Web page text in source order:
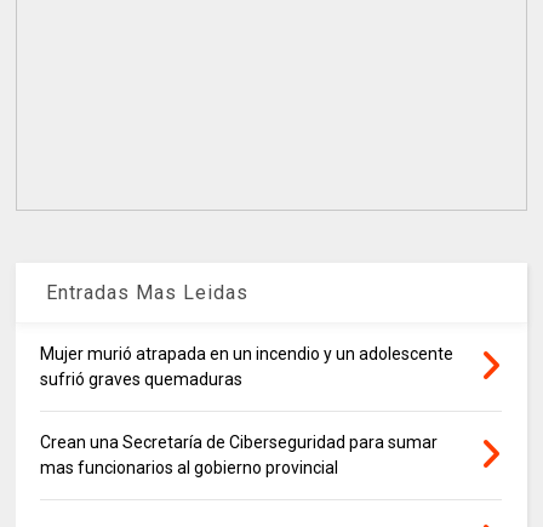
Entradas Mas Leidas
Mujer murió atrapada en un incendio y un adolescente
sufrió graves quemaduras
Crean una Secretaría de Ciberseguridad para sumar
mas funcionarios al gobierno provincial